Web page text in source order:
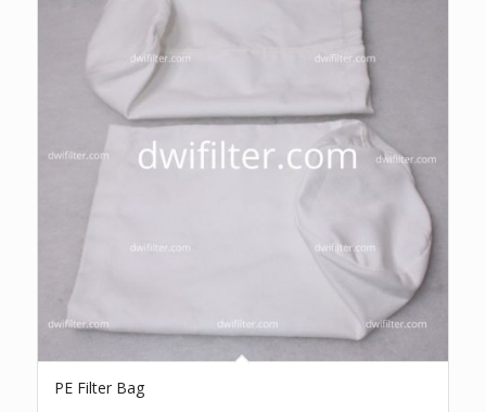
PE Filter Bag